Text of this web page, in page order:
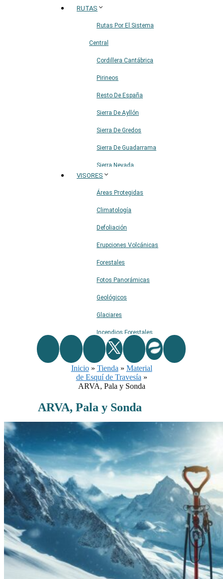
RUTAS
Rutas Por El Sistema
Central
Cordillera Cantábrica
Pirineos
Resto De España
Sierra De Ayllón
Sierra De Gredos
Sierra De Guadarrama
Sierra Nevada
VISORES
Áreas Protegidas
Climatología
Defoliación
Erupciones Volcánicas
Forestales
Fotos Panorámicas
Geológicos
Glaciares
Incendios Forestales
Naturaleza
Ríos
Rutas De Montaña
Terremotos
Vértices Geodésicos
Inicio» Tienda » Material
de Esquí de Travesía »
ARVA, Pala y Sonda
ARVA, Pala y Sonda